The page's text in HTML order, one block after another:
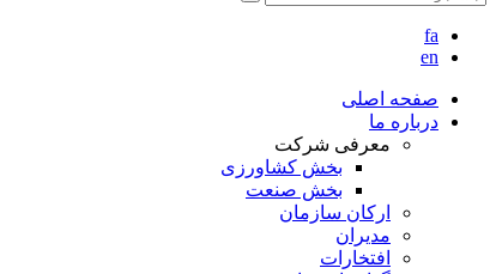
fa
en
صفحه اصلی
درباره ما
معرفی شرکت
بخش کشاورزی
بخش صنعت
ارکان سازمان
مدیران
افتخارات